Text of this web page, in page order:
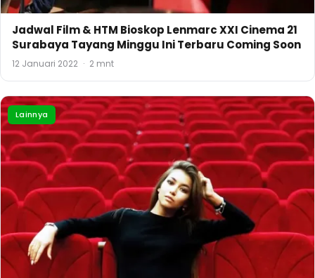
Jadwal Film & HTM Bioskop Lenmarc XXI Cinema 21
Surabaya Tayang Minggu Ini Terbaru Coming Soon
12 Januari 2022 · 2 mnt
Lainnya